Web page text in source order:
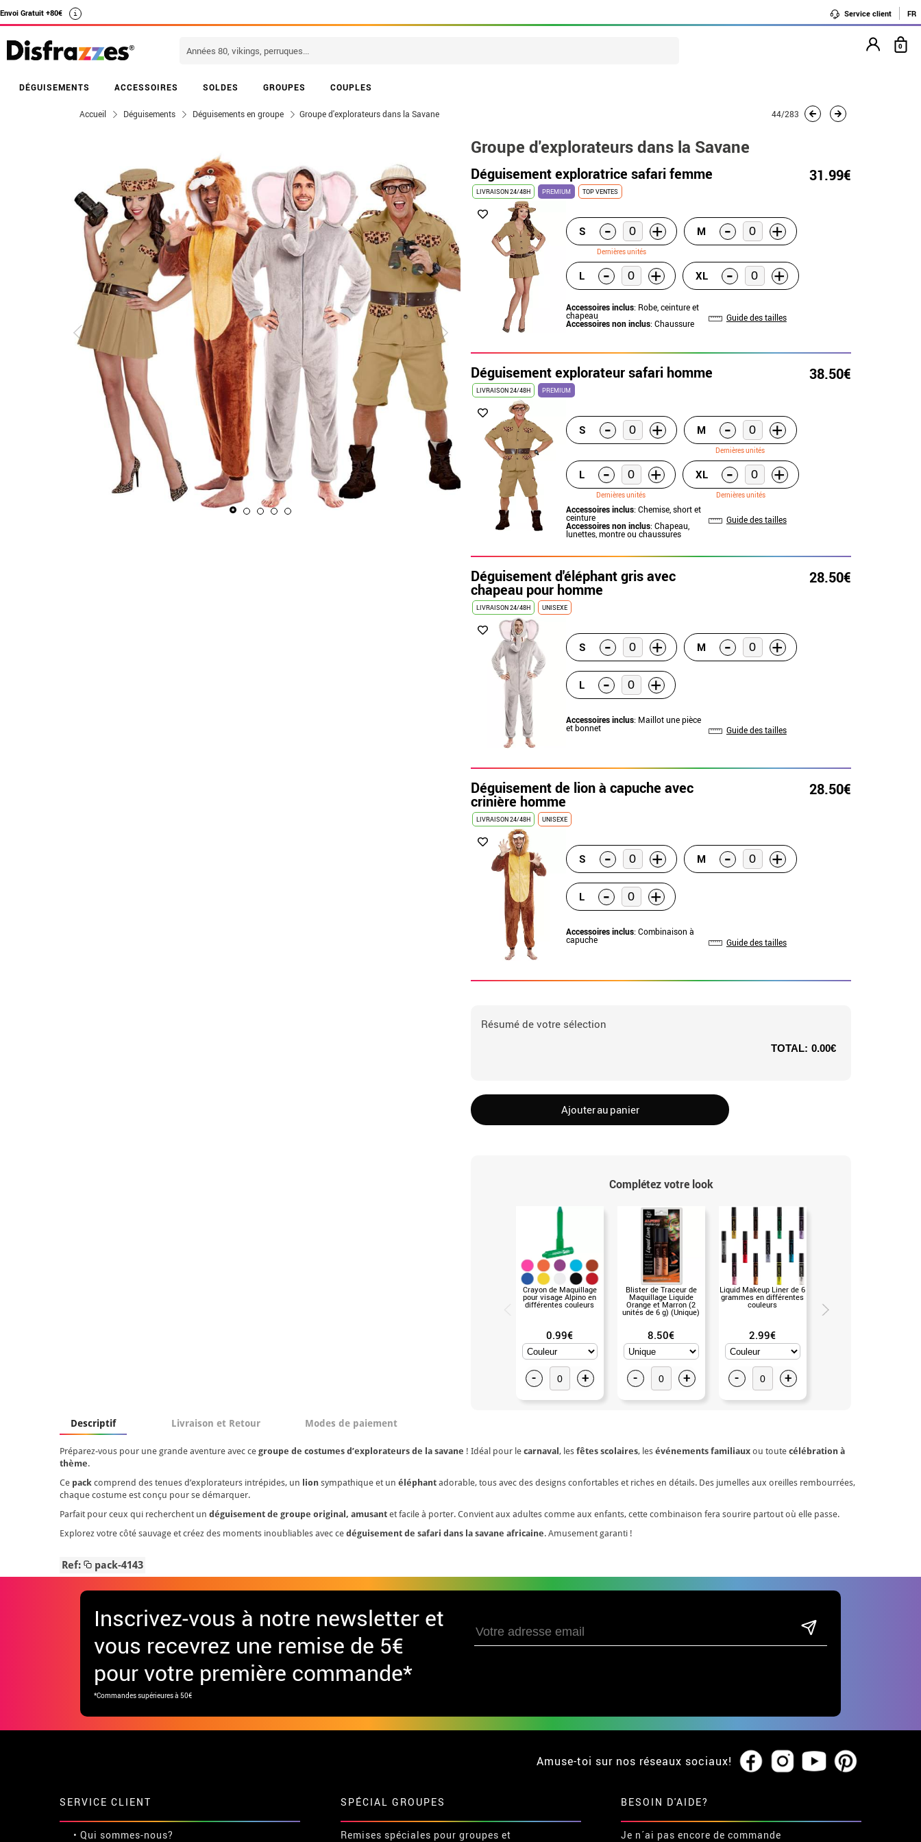
Envoi Gratuit +80€ i Service client FR
DÉGUISEMENTS ACCESSOIRES SOLDES GROUPES COUPLES
0
Accueil Déguisements Déguisements en groupe Groupe d'explorateurs dans la Savane 44/283
Groupe d'explorateurs dans la Savane
Déguisement exploratrice safari femme 31.99€
LIVRAISON 24/48H PREMIUM TOP VENTES
S - +
Dernières unités
M - +
L - + XL - +
Accessoires inclus: Robe, ceinture et
chapeau
Accessoires non inclus: Chaussure
Guide des tailles
Déguisement explorateur safari homme 38.50€
LIVRAISON 24/48H PREMIUM
S - + M - +
Dernières unités
L - +
Dernières unités
XL - +
Dernières unités
Accessoires inclus: Chemise, short et
ceinture
Accessoires non inclus: Chapeau,
lunettes, montre ou chaussures
Guide des tailles
Déguisement d'éléphant gris avec
chapeau pour homme
28.50€
LIVRAISON 24/48H UNISEXE
S - + M - +
L - +
Accessoires inclus: Maillot une pièce
et bonnet Guide des tailles
Déguisement de lion à capuche avec
crinière homme
28.50€
LIVRAISON 24/48H UNISEXE
S - + M - +
L - +
Accessoires inclus: Combinaison à
capuche Guide des tailles
Résumé de votre sélection
TOTAL: 0.00€
Ajouter au panier
Complétez votre look
Crayon de Maquillage
pour visage Alpino en
différentes couleurs
0.99€
- +
Blister de Traceur de
Maquillage Liquide
Orange et Marron (2
unités de 6 g) (Unique)
8.50€
- +
Liquid Makeup Liner de 6
grammes en différentes
couleurs
2.99€
- +
Descriptif Livraison et Retour Modes de paiement
Préparez-vous pour une grande aventure avec ce groupe de costumes d’explorateurs de la savane ! Idéal pour le carnaval , les fêtes scolaires, les événements familiaux ou toute célébration à
thème.
Ce pack comprend des tenues d’explorateurs intrépides, un lion sympathique et un éléphant adorable, tous avec des designs confortables et riches en détails. Des jumelles aux oreilles rembourrées,
chaque costume est conçu pour se démarquer.
Parfait pour ceux qui recherchent un déguisement de groupe original, amusant et facile à porter. Convient aux adultes comme aux enfants, cette combinaison fera sourire partout où elle passe.
Explorez votre côté sauvage et créez des moments inoubliables avec ce déguisement de safari dans la savane africaine. Amusement garanti !
Ref: pack-4143
Inscrivez-vous à notre newsletter et
vous recevrez une remise de 5€
pour votre première commande*
*Commandes supérieures à 50€
Amuse-toi sur nos réseaux sociaux!
SERVICE CLIENT
• Qui sommes-nous?
SPÉCIAL GROUPES
Remises spéciales pour groupes et
BESOIN D'AIDE?
Je n´ai pas encore de commande